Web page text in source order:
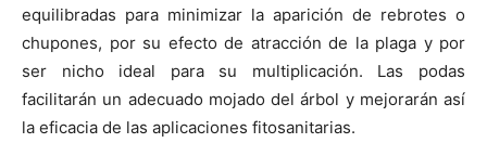
equilibradas para minimizar la aparición de rebrotes o
chupones, por su efecto de atracción de la plaga y por
ser nicho ideal para su multiplicación. Las podas
facilitarán un adecuado mojado del árbol y mejorarán así
la eficacia de las aplicaciones fitosanitarias.